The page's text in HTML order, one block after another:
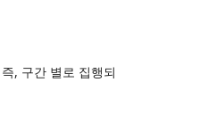
, 구간 별로 집행되